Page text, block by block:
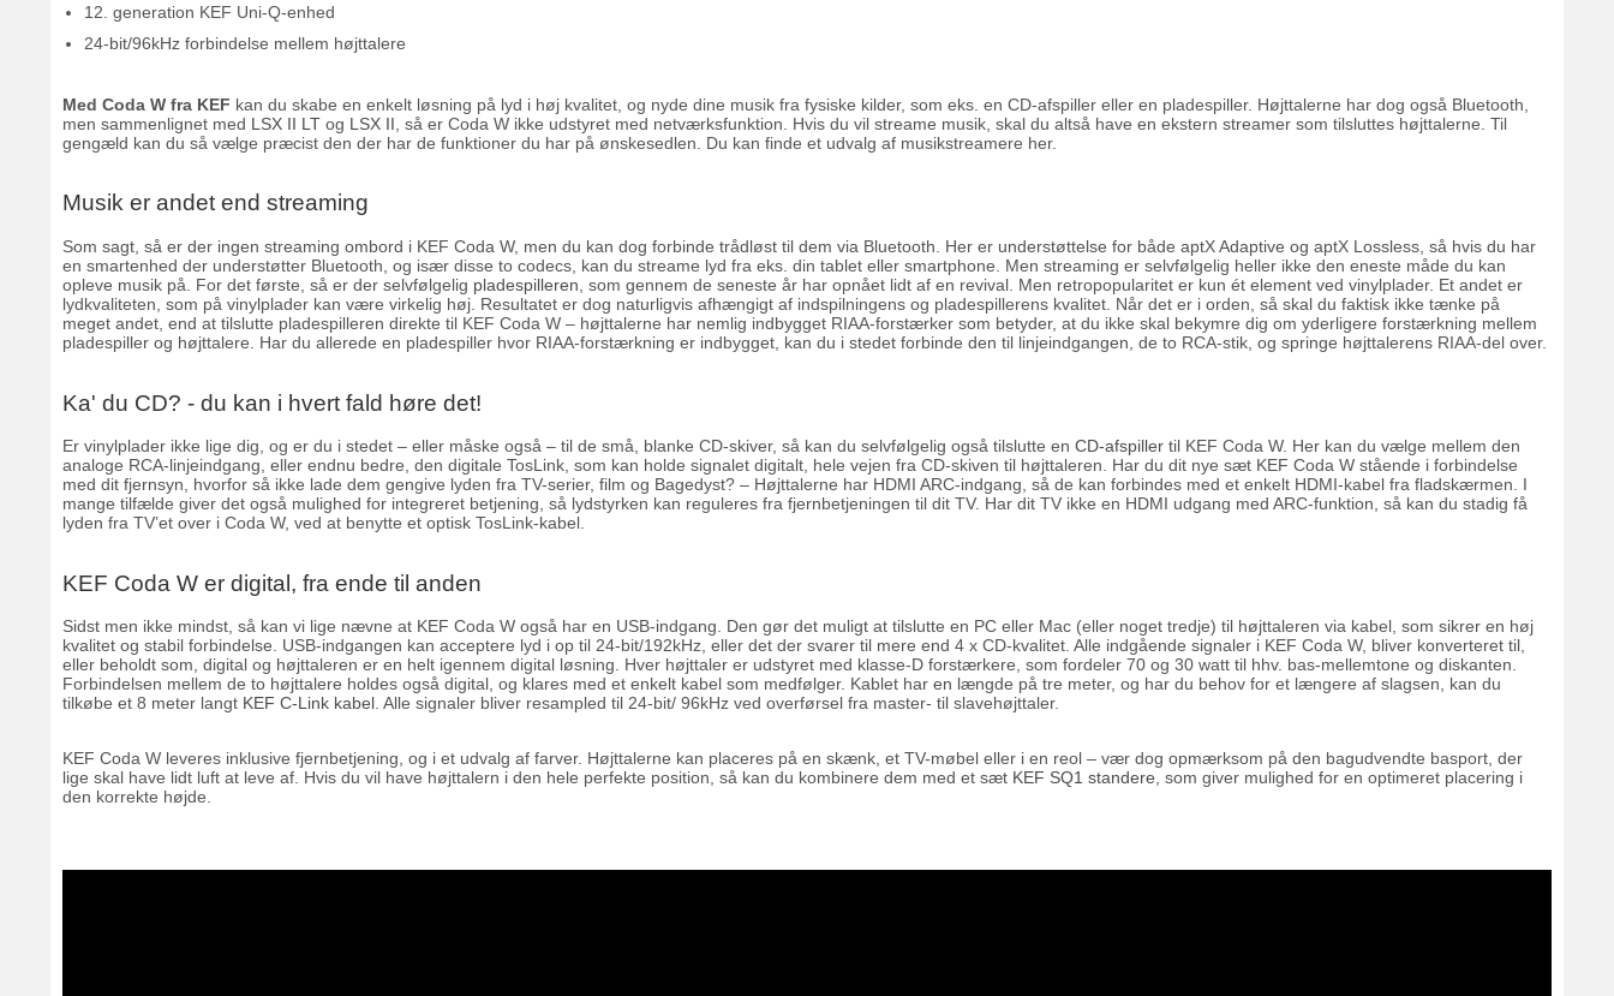
12. generation KEF Uni-Q-enhed
24-bit/96kHz forbindelse mellem højttalere
Med Coda W fra KEF kan du skabe en enkelt løsning på lyd i høj kvalitet, og nyde dine musik fra fysiske kilder, som eks. en CD-afspiller eller en pladespiller. Højttalerne har dog også Bluetooth,
men sammenlignet med LSX II LT og LSX II , så er Coda W ikke udstyret med netværksfunktion. Hvis du vil streame musik, skal du altså have en ekstern streamer som tilsluttes højttalerne. Til
gengæld kan du så vælge præcist den der har de funktioner du har på ønskesedlen. Du kan finde et udvalg af musikstreamere her.
Musik er andet end streaming
Som sagt, så er der ingen streaming ombord i KEF Coda W, men du kan dog forbinde trådløst til dem via Bluetooth. Her er understøttelse for både aptX Adaptive og aptX Lossless, så hvis du har
en smartenhed der understøtter Bluetooth, og især disse to codecs, kan du streame lyd fra eks. din tablet eller smartphone. Men streaming er selvfølgelig heller ikke den eneste måde du kan
opleve musik på. For det første, så er der selvfølgelig pladespilleren , som gennem de seneste år har opnået lidt af en revival. Men retropopularitet er kun ét element ved vinylplader. Et andet er
lydkvaliteten, som på vinylplader kan være virkelig høj. Resultatet er dog naturligvis afhængigt af indspilningens og pladespillerens kvalitet. Når det er i orden, så skal du faktisk ikke tænke på
meget andet, end at tilslutte pladespilleren direkte til KEF Coda W – højttalerne har nemlig indbygget RIAA-forstærker som betyder, at du ikke skal bekymre dig om yderligere forstærkning mellem
pladespiller og højttalere. Har du allerede en pladespiller hvor RIAA-forstærkning er indbygget, kan du i stedet forbinde den til linjeindgangen, de to RCA-stik, og springe højttalerens RIAA-del over.
Ka' du CD? - du kan i hvert fald høre det!
Er vinylplader ikke lige dig, og er du i stedet – eller måske også – til de små, blanke CD-skiver, så kan du selvfølgelig også tilslutte en CD-afspiller til KEF Coda W. Her kan du vælge mellem den
analoge RCA-linjeindgang, eller endnu bedre, den digitale TosLink, som kan holde signalet digitalt, hele vejen fra CD-skiven til højttaleren. Har du dit nye sæt KEF Coda W stående i forbindelse
med dit fjernsyn, hvorfor så ikke lade dem gengive lyden fra TV-serier, film og Bagedyst? – Højttalerne har HDMI ARC-indgang, så de kan forbindes med et enkelt HDMI-kabel fra fladskærmen. I
mange tilfælde giver det også mulighed for integreret betjening, så lydstyrken kan reguleres fra fjernbetjeningen til dit TV. Har dit TV ikke en HDMI udgang med ARC-funktion, så kan du stadig få
lyden fra TV’et over i Coda W, ved at benytte et optisk TosLink-kabel.
KEF Coda W er digital, fra ende til anden
Sidst men ikke mindst, så kan vi lige nævne at KEF Coda W også har en USB-indgang. Den gør det muligt at tilslutte en PC eller Mac (eller noget tredje) til højttaleren via kabel, som sikrer en høj
kvalitet og stabil forbindelse. USB-indgangen kan acceptere lyd i op til 24-bit/192kHz, eller det der svarer til mere end 4 x CD-kvalitet. Alle indgående signaler i KEF Coda W, bliver konverteret til,
eller beholdt som, digital og højttaleren er en helt igennem digital løsning. Hver højttaler er udstyret med klasse-D forstærkere, som fordeler 70 og 30 watt til hhv. bas-mellemtone og diskanten.
Forbindelsen mellem de to højttalere holdes også digital, og klares med et enkelt kabel som medfølger. Kablet har en længde på tre meter, og har du behov for et længere af slagsen, kan du
tilkøbe et 8 meter langt KEF C-Link kabel . Alle signaler bliver resampled til 24-bit/ 96kHz ved overførsel fra master- til slavehøjttaler.
KEF Coda W leveres inklusive fjernbetjening, og i et udvalg af farver. Højttalerne kan placeres på en skænk, et TV-møbel eller i en reol – vær dog opmærksom på den bagudvendte basport, der
lige skal have lidt luft at leve af. Hvis du vil have højttalern i den hele perfekte position, så kan du kombinere dem med et sæt KEF SQ1 standere , som giver mulighed for en optimeret placering i
den korrekte højde.